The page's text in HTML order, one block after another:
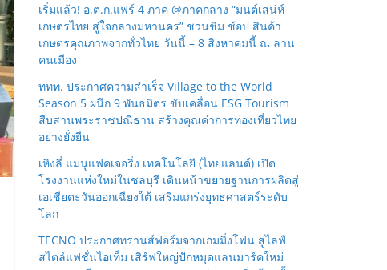
เริ่มแล้ว! อ.ต.ก.แฟร์ 4 ภาค @ภาคกลาง “มนต์เสน่ห์
เกษตรไทย สู่ใจกลางมหานคร” ชวนชิม ช้อป สินค้า
เกษตรคุณภาพจากทั่วไทย วันนี้ – 8 สิงหาคมนี้ ณ ลาน
คนเมือง
ททท. ประกาศความสำเร็จ Village to the World
Season 5 ผนึก 9 พันธมิตร ขับเคลื่อน ESG Tourism
สืบสานพระราชปณิธาน สร้างคุณค่าการท่องเที่ยวไทย
อย่างยั่งยืน
เหิงลี่ แมนูแฟคเจอริ่ง เทคโนโลยี (ไทยแลนด์) เปิด
โรงงานแห่งใหม่ในชลบุรี เดินหน้าขยายฐานการผลิตสู่
เอเชียตะวันออกเฉียงใต้ เสริมแกร่งยุทธศาสตร์ระดับ
โลก
TECNO ประกาศทรานส์ฟอร์มจากเกมมิ่งโฟน สู่ไลฟ์
สไตล์แฟชั่นไอเท็ม เสิร์ฟใหญ่ปักหมุดแลนมาร์คใหม่